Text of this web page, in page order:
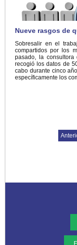
Nueve rasgos de
Sobresalir en el
compartidos por los
pasado, la
recogió los datos de
cabo durante cinco
específicamente los